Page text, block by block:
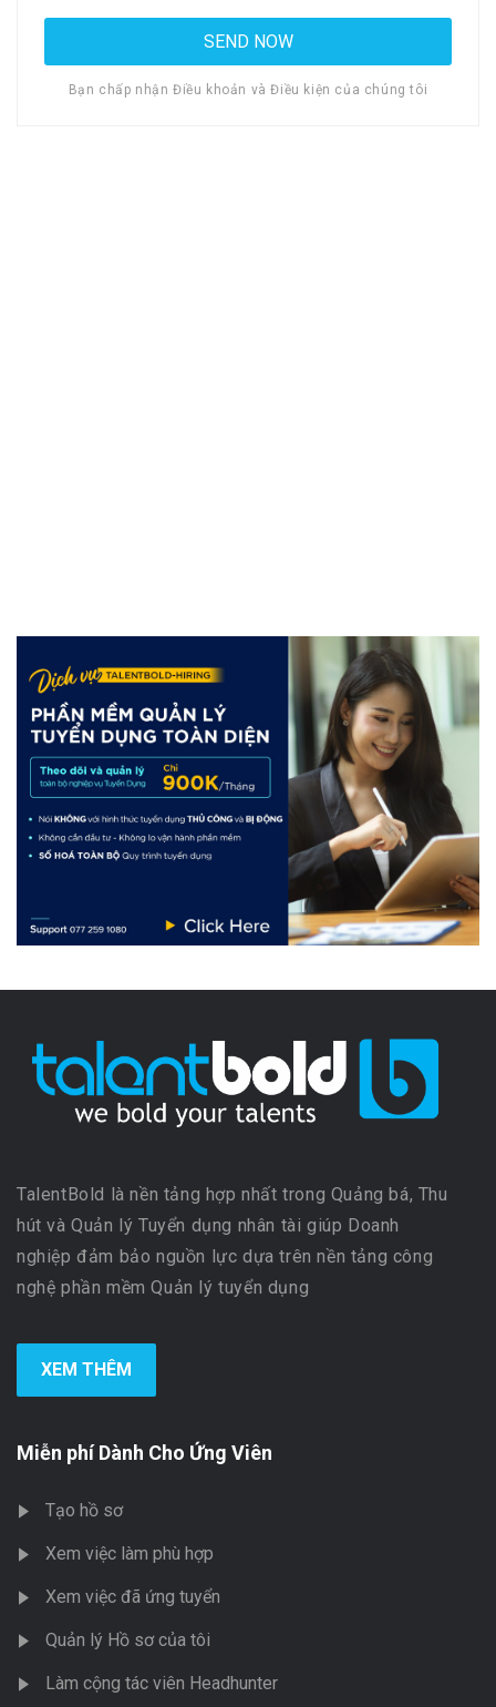
Bạn chấp nhận Điều khoản và Điều kiện của chúng tôi
TalentBold là nền tảng hợp nhất trong Quảng bá, Thu
hút và Quản lý Tuyển dụng nhân tài giúp Doanh
nghiệp đảm bảo nguồn lực dựa trên nền tảng công
nghệ phần mềm Quản lý tuyển dụng
XEM THÊM
Miễn phí Dành Cho Ứng Viên
Tạo hồ sơ
Xem việc làm phù hợp
Xem việc đã ứng tuyển
Quản lý Hồ sơ của tôi
Làm cộng tác viên Headhunter